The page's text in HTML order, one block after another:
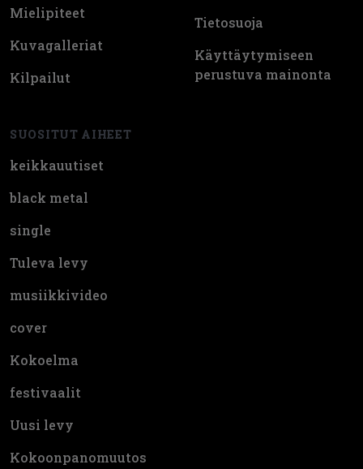
Mielipiteet
Kuvagalleriat
Kilpailut
SUOSITUT AIHEET
keikkauutiset
black metal
single
Tuleva levy
musiikkivideo
cover
Kokoelma
festivaalit
Uusi levy
Kokoonpanomuutos
Tietosuoja
Käyttäytymiseen
perustuva mainonta